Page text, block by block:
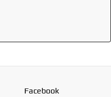
Facebook